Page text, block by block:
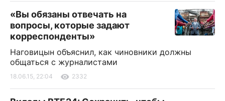
«Вы обязаны отвечать на
вопросы, которые задают
корреспонденты»
Наговицын объяснил, как чиновники должны
общаться с журналистами
18.06.15, 22:04 2332